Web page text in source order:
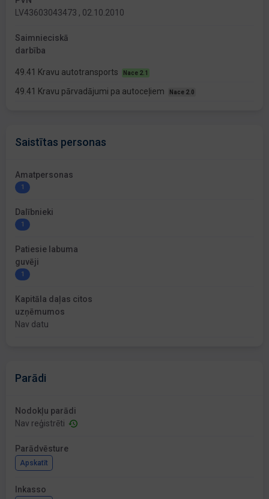
LV43603043473 , 02.10.2010
Saimnieciskā
darbība
49.41 Kravu autotransports Nace 2.1
49.41 Kravu pārvadājumi pa autoceļiem Nace 2.0
Saistītas personas
Amatpersonas
1
Dalībnieki
1
Patiesie labuma
guvēji
1
Kapitāla daļas citos
uzņēmumos
Nav datu
Parādi
Nodokļu parādi
Nav reģistrēti
Parādvēsture
Apskatīt
Inkasso